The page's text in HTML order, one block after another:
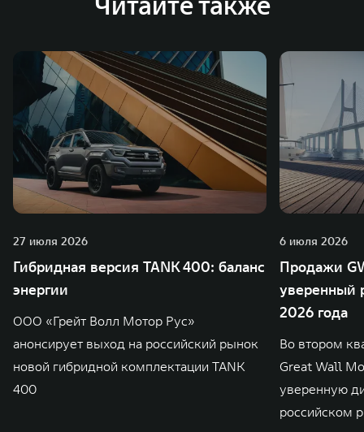
зарубежных – в России, Таиланде, Бразилии и Индии, а
27 июля 2026
Гибридная версия TANK 400: баланс
энергии
ООО «Грейт Волл Мотор Рус»
анонсирует выход на российский рынок
новой гибридной комплектации TANK
400
6 июля 2026
Продажи
уверенный
2026 года
Во втором
Great Wall
уверенную
российском